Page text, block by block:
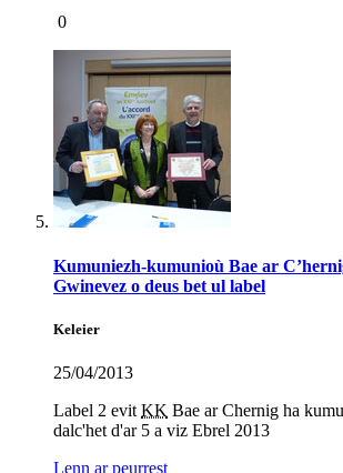
0
Kumuniezh-kumunioù Bae ar
Gwinevez o deus bet ul label
Keleier
25/04/2013
Label 2 evit KK Bae ar Chernig ha
dalc'het d'ar 5 a viz Ebrel 2013
Lenn ar peurrest